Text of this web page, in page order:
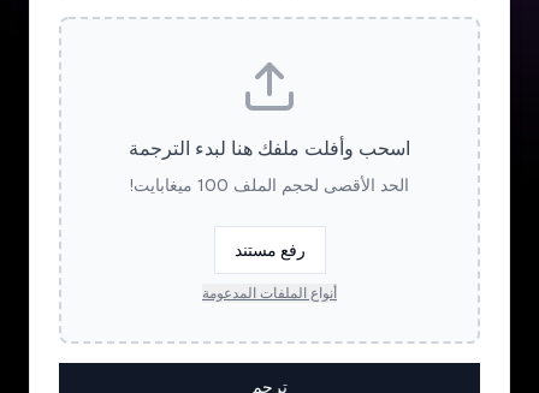
اسحب وأفلت ملفك هنا لبدء الترجمة
الحد الأقصى لحجم الملف 100 ميغابايت!
رفع مستند
أنواع الملفات المدعومة
ترجم